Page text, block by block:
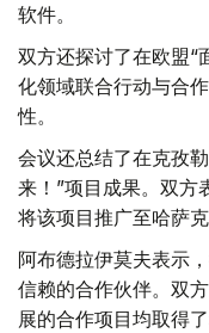
软件。
双方还探讨了在欧盟“
化领域联合行动与合
性。
会议还总结了在克孜
来！”项目成果。双方
将该项目推广至哈萨
阿布德拉伊莫夫表示
信赖的合作伙伴。双
展的合作项目均取得